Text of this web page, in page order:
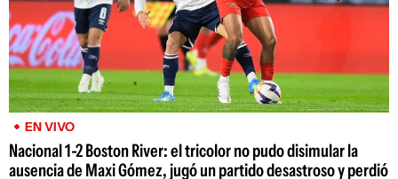
EN VIVO
Nacional 1-2 Boston River: el tricolor no pudo disimular la
ausencia de Maxi Gómez, jugó un partido desastroso y perdió